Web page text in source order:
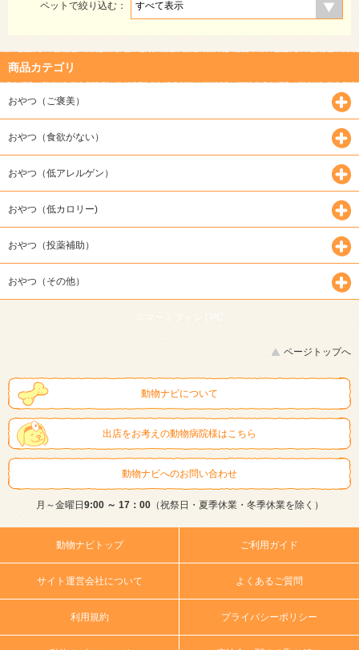
ペットで絞り込む：
商品カテゴリ
おやつ（ご褒美）
おやつ（食欲がない）
おやつ（低アレルゲン）
おやつ（低カロリー)
おやつ（投薬補助）
おやつ（その他）
スマートフォン |
ページトップへ
動物ナビについて
出店をお考えの動物病院様はこちら
動物ナビへのお問い合わせ
月～金曜日9:00 ～ 17：00（祝祭日・夏季休業・冬季休業を除く）
動物ナビトップ ご利用ガイド
サイト運営会社について よくあるご質問
利用規約 プライバシーポリシー